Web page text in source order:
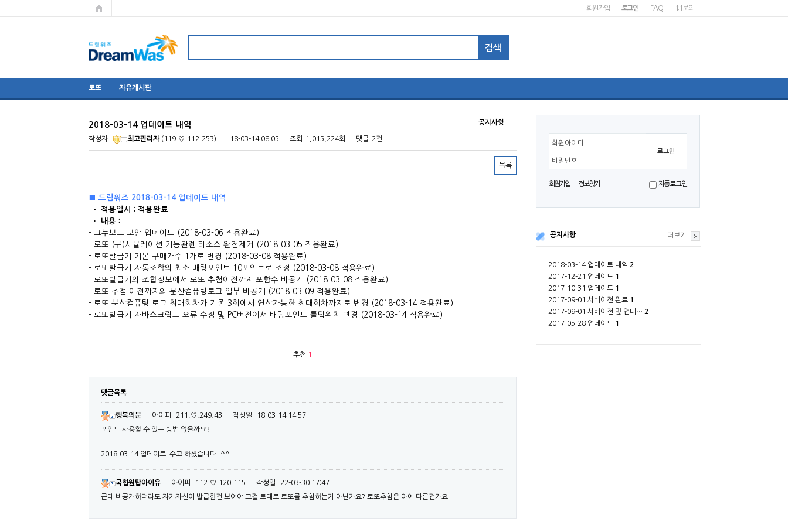
회원가입 로그인 FAQ 1:1문의
로또 자유게시판
회원아이디
비밀번호
회원가입 정보찾기 자동로그인
공지사항
2018-03-14 업데이트 내역 2
2017-12-21 업데이트 1
2017-10-31 업데이트 1
2017-09-01 서버이전 완료 1
2017-09-01 서버이전 및 업데… 2
2017-05-28 업데이트 1
더보기
공지사항
2018-03-14 업데이트 내역
작성자 최고관리자(119.♡.112.253) 18-03-14 08:05 조회 1,015,224회 댓글 2건
목록
■ 드림워즈 2018-03-14 업데이트 내역
​ • 적용일시 : 적용완료
• 내용 : ​
- 그누보드 보안 업데이트 (2018-03-06 적용완료)
- 로또 (구)시뮬레이션 기능관련 리소스 완전제거 (2018-03-05 적용완료)
- 로또발급기 기본 구매개수 1개로 변경 (2018-03-08 적용완료)
- 로또발급기 자동조합의 최소 배팅포인트 10포인트로 조정 (2018-03-08 적용완료)
- 로또발급기의 조합정보에서 로또 추첨이전까지 포함수 비공개 (2018-03-08 적용완료)
- 로또 추점 이전까지의 분산컴퓨팅로그 일부 비공개 (2018-03-09 적용완료)
- 로또 분산컴퓨팅 로그 최대회차가 기존 3회에서 연산가능한 최대회차까지로 변경 (2018-03-14 적용완료)
- 로또발급기 자바스크립트 오류 수정 및 PC버전에서 배팅포인트 툴팁위치 변경 (2018-03-14 적용완료)​
추천 1
댓글목록
행복의문 아이피 211.♡.249.43 작성일
18-03-14 14:57
포인트 사용할 수 있는 방법 없을까요?
2018-03-14 업데이트 수고 하셨습니다. ^^
국힙원탑아이유 아이피 112.♡.120.115 작성일
22-03-30 17:47
근데 비공개하더라도 자기자신이 발급한건 보여야 그걸 토대로 로또를 추첨하는거 아닌가요? 로또추첨은 아예 다른건가요